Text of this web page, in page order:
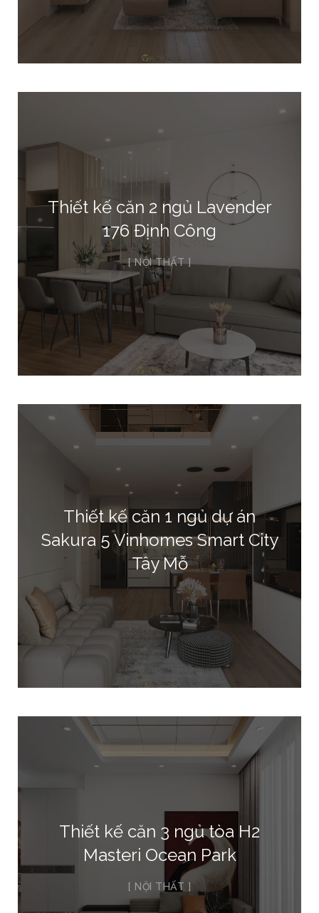
Thiết kế căn 2 ngủ Lavender
176 Định Công
NỘI THẤT
Thiết kế căn 1 ngủ dự án
Sakura 5 Vinhomes Smart City
Tây Mỗ
Thiết kế căn 3 ngủ tòa H2
Masteri Ocean Park
NỘI THẤT